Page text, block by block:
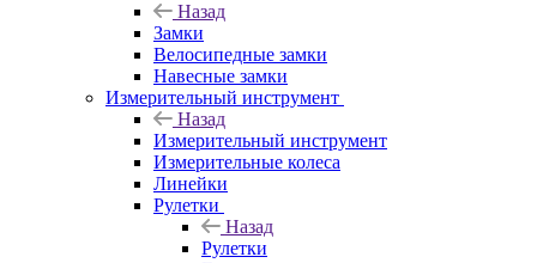
Назад
Замки
Велосипедные замки
Навесные замки
Измерительный инструмент
Назад
Измерительный инструмент
Измерительные колеса
Линейки
Рулетки
Назад
Рулетки